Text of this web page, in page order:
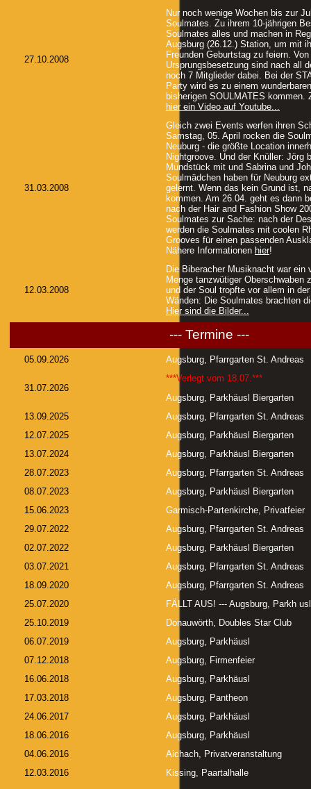
27.10.2008
Nur noch wenige Wochen bis zur
Soulmates. Zu ihrem 10-jährigen
Soulmates alles und machen in
Augsburg (26.12.) Station, um mit
Freunden Geburtstag zu feiern. Von
Ursprungsbesetzung sind nach all
noch 7 Mitglieder dabei. Bei der
Party wird es zu einem
bisherigen SOULMATES kommen.
hier ein Video auf Youtube...
31.03.2008
Gleich zwei Events werfen ihren
Samstag, 05. April rocken die
Neuburg - die größte Location
Nightgroove. Und der Knüller: Jörg
Mundstück mit und Sabrina und
Soulmädchen haben für Neuburg
gelernt. Wenn das kein Grund ist,
kommen. Am 26.04. geht es dann
nach der Hair and Fashion Show
Soulmates zur Sache: nach der
werden die Soulmates mit coolen
Grooves für einen passenden
Nähere Informationen hier!
12.03.2008
Die Biberacher Musiknacht war ein
Menge tanzwütiger Oberschwaben
und der Soul tropfte vor allem in
Wänden: Die Soulmates brachten
Hier sind die Bilder...
--- Termine ---
05.09.2026 Augsburg, Pfarrgarten St. Andreas
31.07.2026
***Verlegt vom 18.07.***
Augsburg, Parkhäusl Biergarten
13.09.2025
Augsburg, Pfarrgarten St. Andreas
12.07.2025
Augsburg, Parkhäusl Biergarten
13.07.2024
Augsburg, Parkhäusl Biergarten
28.07.2023
Augsburg, Pfarrgarten St. Andreas
08.07.2023
Augsburg, Parkhäusl Biergarten
15.06.2023
Garmisch-Partenkirche, Privatfeier
29.07.2022
Augsburg, Pfarrgarten St. Andreas
02.07.2022
Augsburg, Parkhäusl Biergarten
03.07.2021
Augsburg, Pfarrgarten St. Andreas
18.09.2020
Augsburg, Pfarrgarten St. Andreas
25.07.2020
FÄLLT AUS! --- Augsburg, Parkh usl
25.10.2019
Donauwörth, Doubles Star Club
06.07.2019
Augsburg, Parkhäusl
07.12.2018
Augsburg, Firmenfeier
16.06.2018
Augsburg, Parkhäusl
17.03.2018
Augsburg, Pantheon
24.06.2017
Augsburg, Parkhäusl
18.06.2016
Augsburg, Parkhäusl
04.06.2016
Aichach, Privatveranstaltung
12.03.2016
Kissing, Paartalhalle